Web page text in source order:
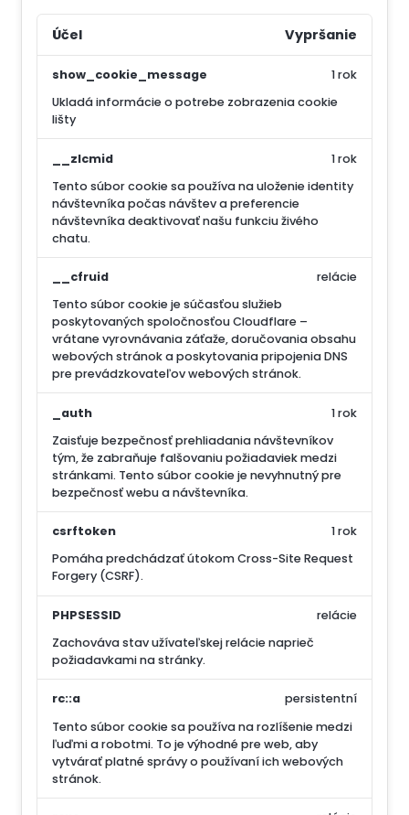
Účel Vypršanie
show_cookie_message
Ukladá informácie o potrebe zobrazenia cookie
lišty
1 rok
__zlcmid
Tento súbor cookie sa používa na uloženie identity
návštevníka počas návštev a preferencie
návštevníka deaktivovať našu funkciu živého
chatu.
1 rok
__cfruid
Tento súbor cookie je súčasťou služieb
poskytovaných spoločnosťou Cloudflare –
vrátane vyrovnávania záťaže, doručovania obsahu
webových stránok a poskytovania pripojenia DNS
pre prevádzkovateľov webových stránok.
relácie
_auth
Zaisťuje bezpečnosť prehliadania návštevníkov
tým, že zabraňuje falšovaniu požiadaviek medzi
stránkami. Tento súbor cookie je nevyhnutný pre
bezpečnosť webu a návštevníka.
1 rok
csrftoken
Pomáha predchádzať útokom Cross-Site Request
Forgery (CSRF).
1 rok
PHPSESSID
Zachováva stav užívateľskej relácie naprieč
požiadavkami na stránky.
relácie
rc::a
Tento súbor cookie sa používa na rozlíšenie medzi
ľuďmi a robotmi. To je výhodné pre web, aby
vytvárať platné správy o používaní ich webových
stránok.
persistentní